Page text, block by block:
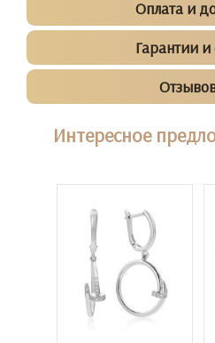
Оплата и
Гарантии
Интересное